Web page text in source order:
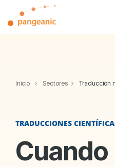
the
Inicio Sectores Traducción
TRADUCCIONES
Cuando